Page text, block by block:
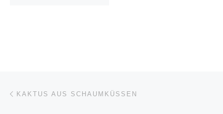
Beitragsnavigation
KAKTUS AUS SCHAUMKÜSSEN